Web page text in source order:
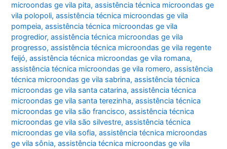
microondas ge vila pita,assistência técnica microondas ge
vila polopoli,assistência técnica microondas ge vila
pompeia,assistência técnica microondas ge vila
progredior,assistência técnica microondas ge vila
progresso,assistência técnica microondas ge vila regente
feijó,assistência técnica microondas ge vila romana,
assistência técnica microondas ge vila romero,assistência
técnica microondas ge vila sabrina,assistência técnica
microondas ge vila santa catarina,assistência técnica
microondas ge vila santa terezinha,assistência técnica
microondas ge vila são francisco,assistência técnica
microondas ge vila são silvestre,assistência técnica
microondas ge vila sofia,assistência técnica microondas
ge vila sônia,assistência técnica microondas ge vila